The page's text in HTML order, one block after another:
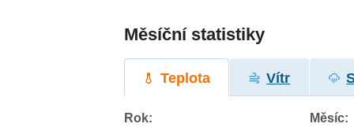
Měsíční statistiky
Teplota Vítr
Rok: Měsíc: